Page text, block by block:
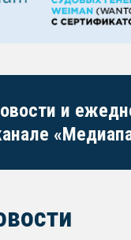
и